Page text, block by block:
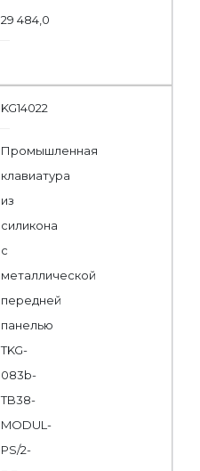
29 484,0
KG14022
Промышленная
клавиатура
из
силикона
с
металлической
передней
панелью
TKG-
083b-
TB38-
MODUL-
PS/2-